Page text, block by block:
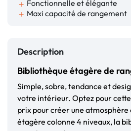
add Fonctionnelle et élégante
add Maxi capacité de rangement
Description
Bibliothèque étagère de
Simple, sobre, tendance et
votre intérieur. Optez pour
prix pour créer une
étagère colonne 4 niveaux, la